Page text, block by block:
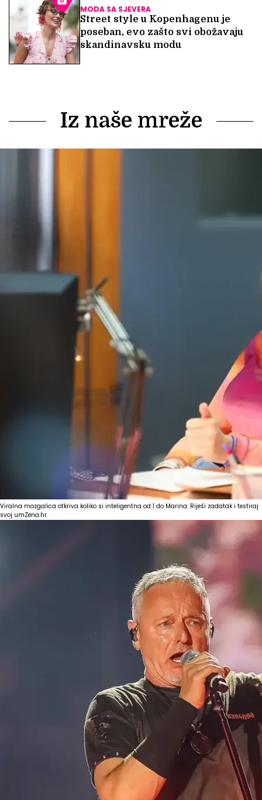
MODA SA SJEVERA
Street style u Kopenhagenu je
poseban, evo zašto svi obožavaju
skandinavsku modu
Iz naše mreže
Viralna mozgalica otkriva koliko si inteligentna od 1 do Marina: Riješi zadatak i testiraj
svoj umZena.hr